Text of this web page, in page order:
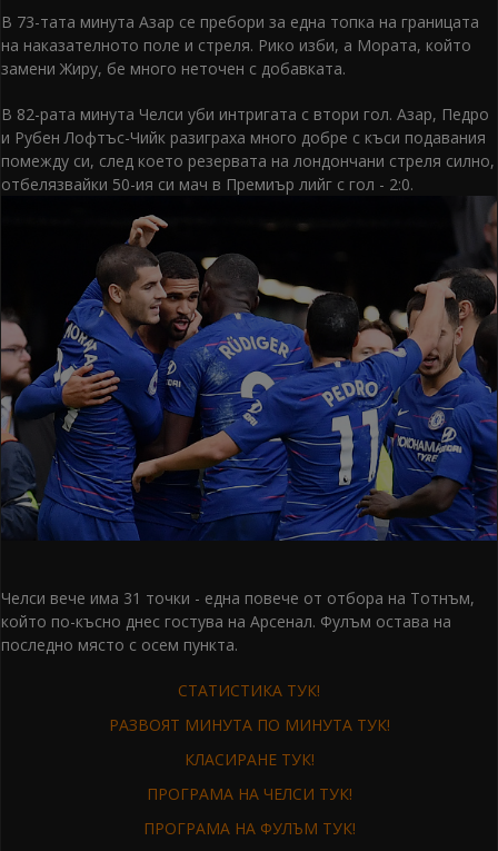
В 73-тата минута Азар се пребори за една топка на границата
на наказателното поле и стреля. Рико изби, а Мората, който
замени Жиру, бе много неточен с добавката.
В 82-рата минута Челси уби интригата с втори гол. Азар, Педро
и Рубен Лофтъс-Чийк разиграха много добре с къси подавания
помежду си, след което резервата на лондончани стреля силно,
отбелязвайки 50-ия си мач в Премиър лийг с гол - 2:0.
Челси вече има 31 точки - една повече от отбора на Тотнъм,
който по-късно днес гостува на Арсенал. Фулъм остава на
последно място с осем пункта.
СТАТИСТИКА ТУК!
РАЗВОЯТ МИНУТА ПО МИНУТА ТУК!
КЛАСИРАНЕ ТУК!
ПРОГРАМА НА ЧЕЛСИ ТУК!
ПРОГРАМА НА ФУЛЪМ ТУК!